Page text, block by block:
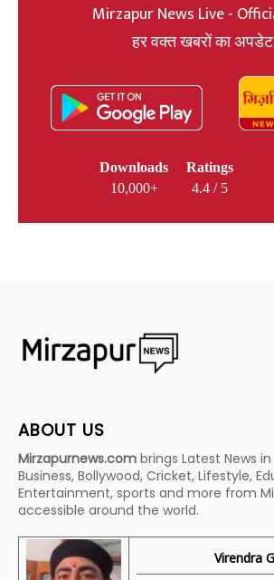
Mirzapur News Live -
हर वक्त खबरों का अपडेट
Downloads
10,000+
Ratings
4.4 / 5
ABOUT US
Mirzapurnews.com brings Latest News
Business, Bollywood, Cricket, Lifestyle,
Entertainment, sports and more from
accessible around the world.
Virendra